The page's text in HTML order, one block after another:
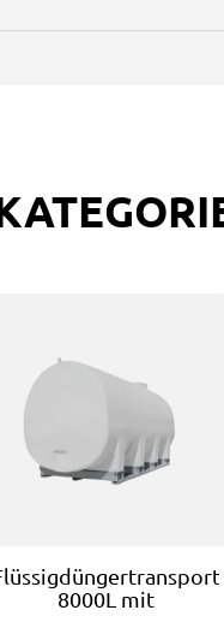
8000L mit